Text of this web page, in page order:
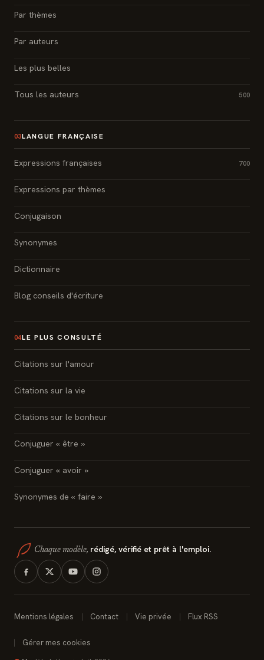
Par thèmes
Par auteurs
Les plus belles
Tous les auteurs 500
03LANGUE FRANÇAISE
Expressions françaises 700
Expressions par thèmes
Conjugaison
Synonymes
Dictionnaire
Blog conseils d'écriture
04LE PLUS CONSULTÉ
Citations sur l'amour
Citations sur la vie
Citations sur le bonheur
Conjuguer « être »
Conjuguer « avoir »
Synonymes de « faire »
Chaque modèle, rédigé, vérifié et prêt à l'emploi.
Mentions légales Contact Vie privée Flux RSS
Gérer mes cookies